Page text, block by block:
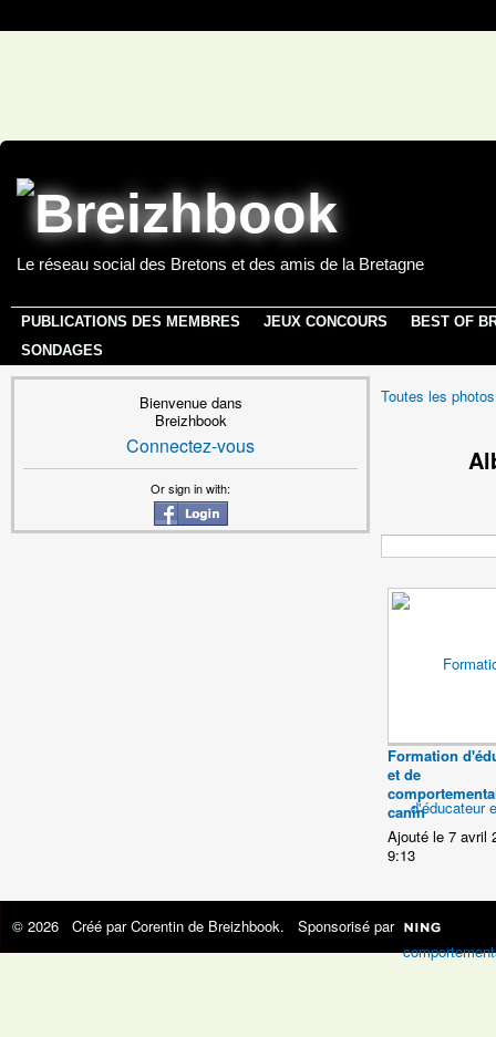
Le réseau social des Bretons et des amis de la Bretagne
PUBLICATIONS DES MEMBRES JEUX CONCOURS
BEST OF
SONDAGES
Bienvenue dans
Breizhbook
Connectez-vous
Or sign in with:
Toutes les photos
Formation
et de
canin
Ajouté le 7 avril
9:13
© 2026 Créé parCorentin de Breizhbook. Sponsorisé par